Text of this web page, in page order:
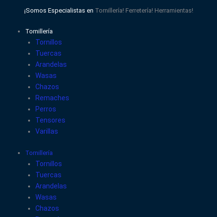
¡Somos Especialistas en Tornillería! Ferretería! Herramientas!
Tornillería
Tornillos
Tuercas
Arandelas
Wasas
Chazos
Remaches
Perros
Tensores
Varillas
Tornillería
Tornillos
Tuercas
Arandelas
Wasas
Chazos